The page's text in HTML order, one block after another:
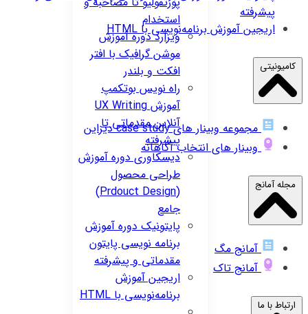
استخدام
ویزارددوره آموزش
موشن گرافیک با افتر
افکت و بلندر
راه نویسبوتکمپ
آموزش UX Writing
آنلاین مقدماتی تا
پیشرفته
دیسکاوریدوره آموزش
طراحی محصول
(Prdouct Design)
جامع
پایتونیکدوره آموزش
برنامه نویسی پایتون
مقدماتی و پیشرفته
اریجینآموزش
برنامه‌نویسی با HTML
پیشرفته
اریجینآموزش برنامه‌نویسی با HTML
کامیونیتی
مجموعه وبینار های case study دیزاین
وبینار های انتخاب آگاهانه
مجله آمانج
آمانج مگ
آمانج تاک
ارتباط با ما